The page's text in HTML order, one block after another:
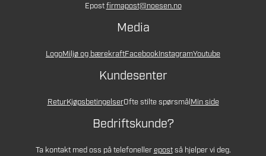
Epostfirmapost@noesen.no
Media
LogoMiljø og bærekraftFacebookInstagramYoutube
Kundesenter
ReturKjøpsbetingelserOfte stilte spørsmålMin side
Bedriftskunde?
Ta kontakt med oss på telefonellerepostså hjelper vi deg.